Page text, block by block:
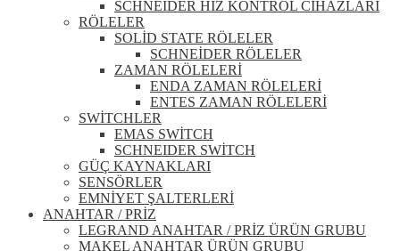
SCHNEİDER HIZ KONTROL CİHAZLARI
RÖLELER
SOLİD STATE RÖLELER
SCHNEİDER RÖLELER
ZAMAN RÖLELERİ
ENDA ZAMAN RÖLELERİ
ENTES ZAMAN RÖLELERİ
SWİTCHLER
EMAS SWİTCH
SCHNEIDER SWİTCH
GÜÇ KAYNAKLARI
SENSÖRLER
EMNİYET ŞALTERLERİ
ANAHTAR / PRİZ
LEGRAND ANAHTAR / PRİZ ÜRÜN GRUBU
MAKEL ANAHTAR ÜRÜN GRUBU